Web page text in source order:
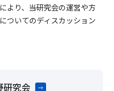
より、当研究会の運営や方
ついてのディスカッション
研究会